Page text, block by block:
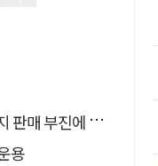
만에 두 단계 '뚝'
용